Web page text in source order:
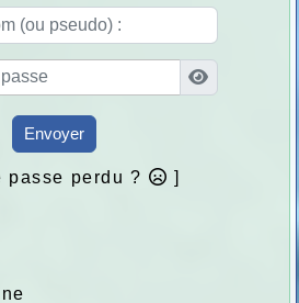
Envoyer
passe perdu ? ]